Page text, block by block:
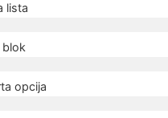
lista
blok
opcija